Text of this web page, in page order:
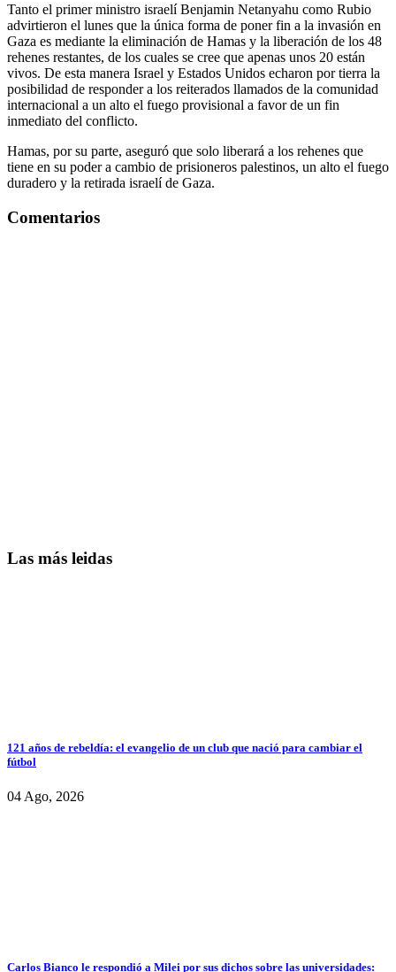
Tanto el primer ministro israelí Benjamin Netanyahu como Rubio
advirtieron el lunes que la única forma de poner fin a la invasión en
Gaza es mediante la eliminación de Hamas y la liberación de los 48
rehenes restantes, de los cuales se cree que apenas unos 20 están
vivos. De esta manera Israel y Estados Unidos echaron por tierra la
posibilidad de responder a los reiterados llamados de la comunidad
internacional a un alto el fuego provisional a favor de un fin
inmediato del conflicto.
Hamas, por su parte, aseguró que solo liberará a los rehenes que
tiene en su poder a cambio de prisioneros palestinos, un alto el fuego
duradero y la retirada israelí de Gaza.
Comentarios
Las más leidas
121 años de rebeldía: el evangelio de un club que nació para cambiar el
fútbol
04 Ago, 2026
Carlos Bianco le respondió a Milei por sus dichos sobre las universidades: